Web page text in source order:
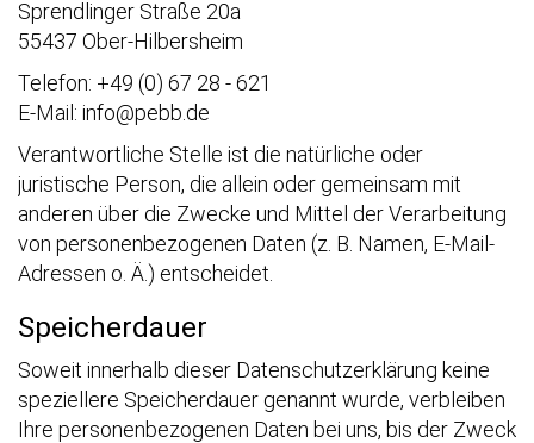
Sprendlinger Straße 20a
55437 Ober-Hilbersheim
Telefon: +49 (0) 67 28 - 621
E-Mail: info@pebb.de
Verantwortliche Stelle ist die natürliche oder
juristische Person, die allein oder gemeinsam mit
anderen über die Zwecke und Mittel der Verarbeitung
von personenbezogenen Daten (z. B. Namen, E-Mail-
Adressen o. Ä.) entscheidet.
Speicherdauer
Soweit innerhalb dieser Datenschutzerklärung keine
speziellere Speicherdauer genannt wurde, verbleiben
Ihre personenbezogenen Daten bei uns, bis der Zweck